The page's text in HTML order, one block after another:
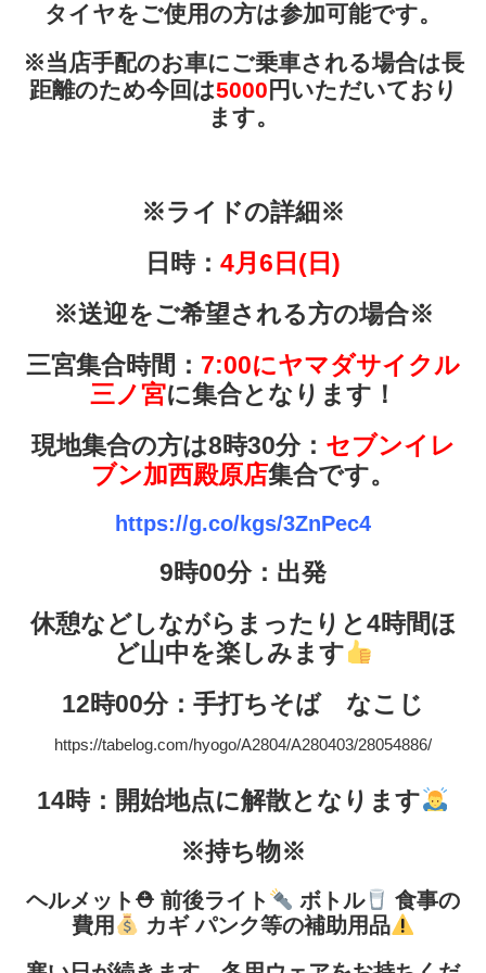
タイヤをご使用の方は参加可能です。
※当店手配のお車にご乗車される場合は長
距離のため今回は5000 円いただいており
ます。
※ライドの詳細※
日時： 4月6日(日)
※送迎をご希望される方の場合※
三宮集合時間： 7:00にヤマダサイクル
三ノ宮に集合となります！
現地集合の方は8時30分： セブンイレ
ブン加西殿原店集合です。
https://g.co/kgs/3ZnPec4
9時00分：出発
休憩などしながらまったりと4時間ほ
ど山中を楽しみます
12時00分：手打ちそば なこじ
https://tabelog.com/hyogo/A2804/A280403/28054886/
14時：開始地点に解散となります
※持ち物※
ヘルメット⛑ 前後ライト ボトル
食事の
費用
カギ パンク等の補助用品